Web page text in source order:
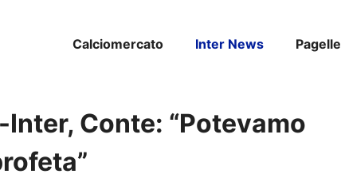
Calciomercato Inter News Pagelle
Conte: “Potevamo